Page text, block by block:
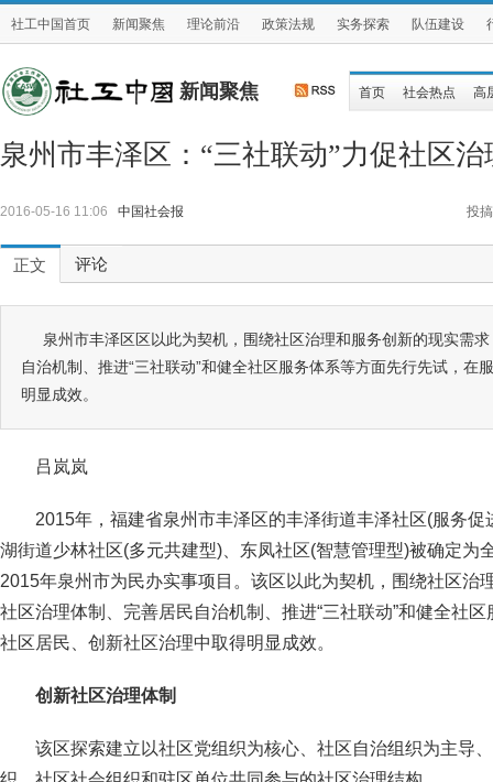
社工中国首页 新闻聚焦 理论前沿 政策法规 实务探索 队伍建设
新闻聚焦 首页 社会热点 高
泉州市丰泽区：“三社联动”力促社区治
2016-05-16 11:06 中国社会报 投搞
正文 评论
泉州市丰泽区区以此为契机，围绕社区治理和服务创新的现实需
自治机制、推进“三社联动”和健全社区服务体系等方面先行先试，在
明显成效。
吕岚岚
2015年，福建省泉州市丰泽区的丰泽街道丰泽社区(服务
湖街道少林社区(多元共建型)、东凤社区(智慧管理型)被确定为
2015年泉州市为民办实事项目。该区以此为契机，围绕社区治
社区治理体制、完善居民自治机制、推进“三社联动”和健全社
社区居民、创新社区治理中取得明显成效。
创新社区治理体制
该区探索建立以社区党组织为核心、社区自治组织为主导